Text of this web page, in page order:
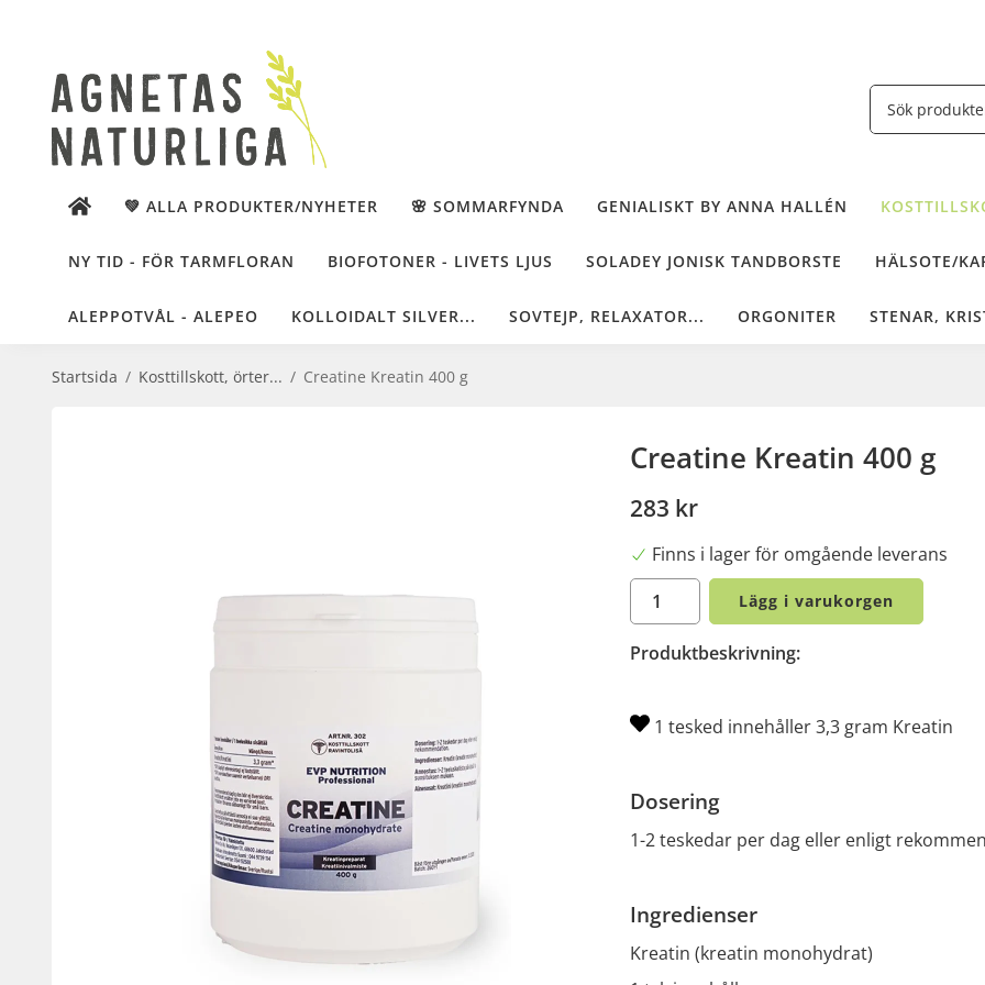
💚 ALLA PRODUKTER/NYHETER 🌸 SOMMARFYNDA GENIALISKT BY ANNA HALLÉN
NY TID - FÖR TARMFLORAN BIOFOTONER - LIVETS LJUS SOLADEY JONISK TANDBORSTE HÄLSOTE/
ALEPPOTVÅL - ALEPEO KOLLOIDALT SILVER... SOVTEJP, RELAXATOR... ORGONITER STENAR,
Startsida / Kosttillskott, örter... / Creatine Kreatin 400 g
Creatine Kreatin 400 g
283 kr
Finns i lager för omgående leverans
Lägg i varukorgen
Produktbeskrivning:
1 tesked innehåller 3,3 gram Kreatin
Dosering
1-2 teskedar per dag eller enligt
Ingredienser
Kreatin (kreatin monohydrat)